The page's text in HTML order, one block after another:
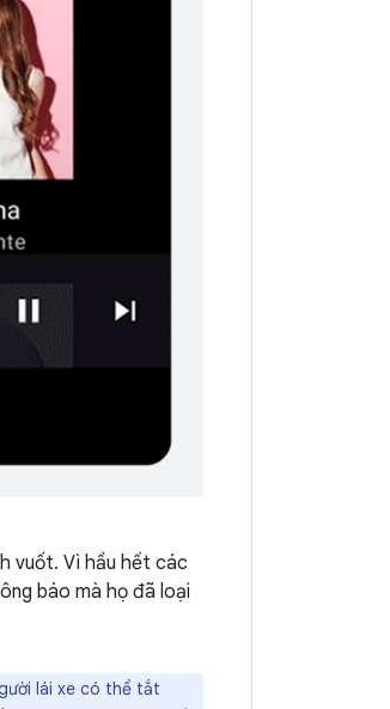
vuốt. Vì hầu hết các
báo mà họ đã loại
lái xe có thể tắt